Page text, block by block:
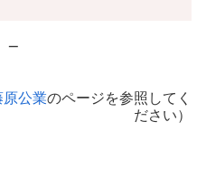
─
原公業のページを参照してく
ださい）